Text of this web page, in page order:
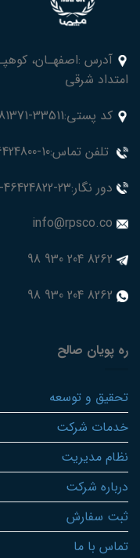
امتداد شرقی
کد پستی:33511-81371
تلفن تماس:10-46424800-031
دور نگار:23-46424822-031
ره پویان صالح
تحقیق و توسعه
خدمات شرکت
نظام مدیریت
درباره شرکت
ثبت سفارش
تماس با ما